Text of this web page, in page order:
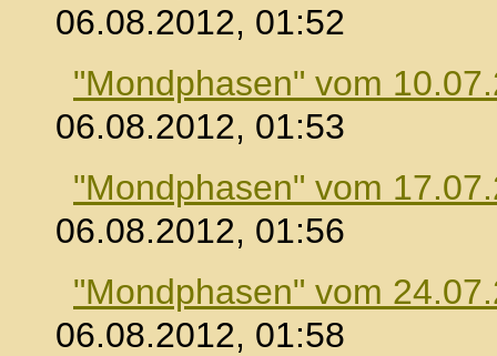
06.08.2012, 01:52
"Mondphasen" vom
06.08.2012, 01:53
"Mondphasen" vom
06.08.2012, 01:56
"Mondphasen" vom
06.08.2012, 01:58